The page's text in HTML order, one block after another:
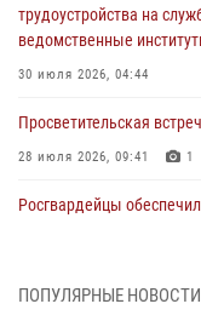
трудоустройства на
ведомственные
30 июля 2026, 04:44
Просветительская
28 июля 2026, 09:41 1
Росгвардейцы
ПОПУЛЯРНЫЕ НОВОСТИ